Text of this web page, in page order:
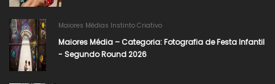
Maiores Médias Instinto Criativo
Maiores Média – Categoria: Fotografia de Festa Infantil
- Segundo Round 2026​